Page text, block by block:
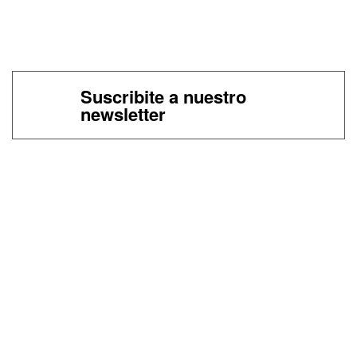
Suscribite a nuestro
newsletter